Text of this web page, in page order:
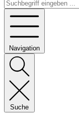
Navigation
Suche